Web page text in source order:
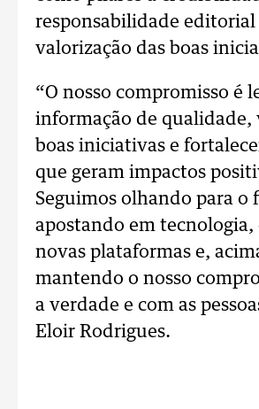
responsabilidade editorial
valorização das boas
“O nosso compromisso é
informação de qualidade,
boas iniciativas e
que geram impactos
Seguimos olhando para o
apostando em tecnologia,
novas plataformas e,
mantendo o nosso
a verdade e com as
Eloir Rodrigues.